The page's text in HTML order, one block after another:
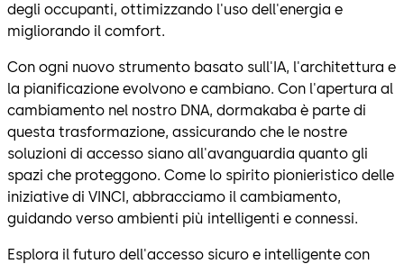
degli occupanti, ottimizzando l'uso dell'energia e
migliorando il comfort.
Con ogni nuovo strumento basato sull'IA, l'architettura e
la pianificazione evolvono e cambiano. Con l'apertura al
cambiamento nel nostro DNA, dormakaba è parte di
questa trasformazione, assicurando che le nostre
soluzioni di accesso siano all'avanguardia quanto gli
spazi che proteggono. Come lo spirito pionieristico delle
iniziative di VINCI, abbracciamo il cambiamento,
guidando verso ambienti più intelligenti e connessi.
Esplora il futuro dell'accesso sicuro e intelligente con